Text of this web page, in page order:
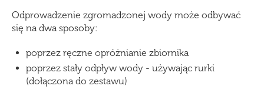
Odprowadzenie zgromadzonej wody może odbywać
się na dwa sposoby:
poprzez ręczne opróżnianie zbiornika
poprzez stały odpływ wody - używając rurki
(dołączona do zestawu)